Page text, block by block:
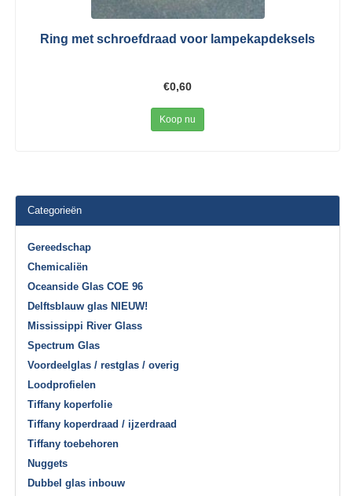
Ring met schroefdraad voor lampekapdeksels
€0,60
Koop nu
Categorieën
Gereedschap
Chemicaliën
Oceanside Glas COE 96
Delftsblauw glas NIEUW!
Mississippi River Glass
Spectrum Glas
Voordeelglas / restglas / overig
Loodprofielen
Tiffany koperfolie
Tiffany koperdraad / ijzerdraad
Tiffany toebehoren
Nuggets
Dubbel glas inbouw